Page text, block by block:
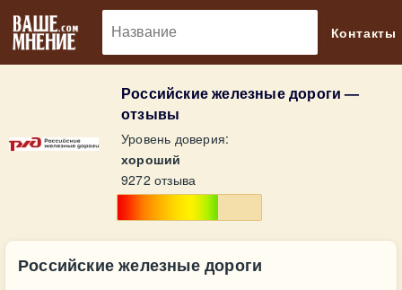
Контакты
Российские железные дороги —
отзывы
Уровень доверия:
хороший
9272 отзыва
Российские железные дороги